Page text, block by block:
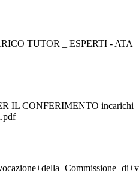
TUTOR _ ESPERTI - ATA
IL CONFERIMENTO incarichi